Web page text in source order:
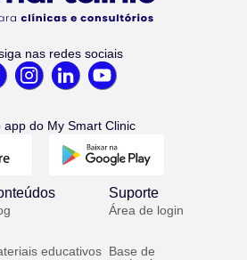
nas redes sociais
app do My Smart Clinic
educativos
Suporte
Área de login
Base de